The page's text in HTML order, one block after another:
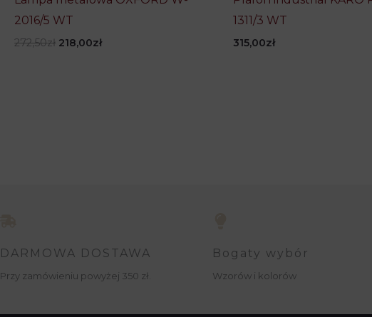
2016/5 WT
272,50zł Pierwotna
218,00złAktualna
1311/3 WT
315,00zł
DARMOWA DOSTAWA
Przy zamówieniu powyżej 350 zł.
Bogaty wybór
Wzorów i kolorów